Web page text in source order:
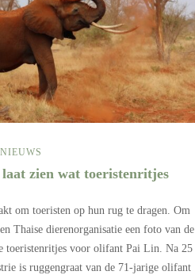
NIEUWS
zien wat toeristenritjes
om toeristen op hun rug te dragen. Om
Thaise dierenorganisatie een foto van de
toeristenritjes voor olifant Pai Lin. Na 25
is ruggengraat van de 71-jarige olifant